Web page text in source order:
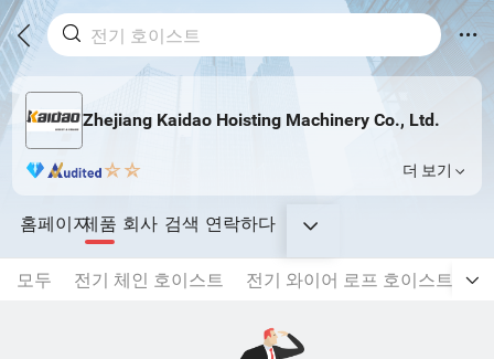
Zhejiang Kaidao Hoisting Machinery Co., Ltd.
더 보기
홈페이지제품 회사 검색 연락하다
모두 전기 체인 호이스트 전기 와이어 로프 호이스트